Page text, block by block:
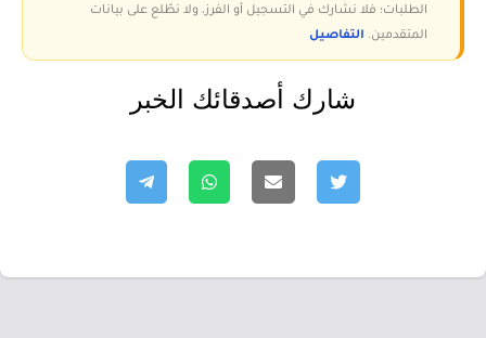
الطلبات؛ فلا نشارك في التسجيل أو الفرز، ولا نطّلع على بيانات
المتقدمين. التفاصيل
شارك أصدقائك الخبر